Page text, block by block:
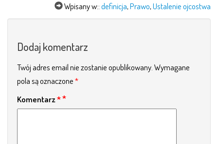
Wpisany w::definicja,Prawo,Ustalenie ojcostwa
Dodaj komentarz
Twój adres email nie zostanie opublikowany.Wymagane
pola są oznaczone*
Komentarz*